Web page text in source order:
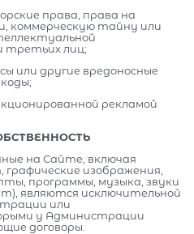
права, права на
коммерческую тайну или
третьих лиц;
или другие вредоносные
рекламой
на Сайте, включая
изображения,
программы, музыка, звуки
являются исключительной
или
у Администрации
договоры.